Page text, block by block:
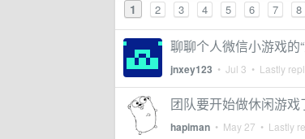
1 2 3 4 5 6 7 8
聊聊个人微信小游戏的
jnxey123 • Jul 3 • Lastly
团队要开始做休闲游
hapiman • May 27 • Lastly